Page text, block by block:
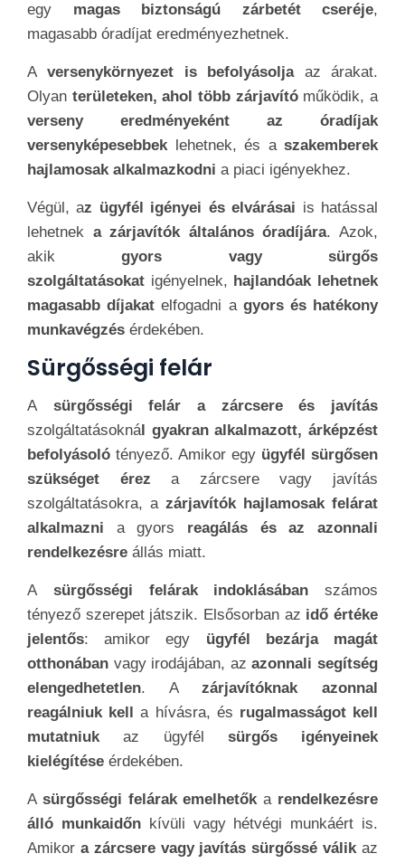
egy magas biztonságú zárbetét cseréje,
magasabb óradíjat eredményezhetnek.
A versenykörnyezet is befolyásoljaaz árakat.
Olyan területeken, ahol több zárjavító működik, a
verseny eredményeként az óradíjak
versenyképesebbeklehetnek, és a szakemberek
hajlamosak alkalmazkodni a piaci igényekhez.
Végül, az ügyfél igényei és elvárásai is hatással
lehetnek a zárjavítók általános óradíjára. Azok,
akik gyors vagy sürgős
szolgáltatásokat igényelnek, hajlandóak lehetnek
magasabb díjakat elfogadni a gyors és hatékony
munkavégzés érdekében.
Sürgősségi felár
A sürgősségi felár a zárcsere és javítás
szolgáltatásoknál gyakran alkalmazott, árképzést
befolyásoló tényező. Amikor egy ügyfél sürgősen
szükséget érez a zárcsere vagy javítás
szolgáltatásokra, a zárjavítók hajlamosak felárat
alkalmazni a gyors reagálás és az azonnali
rendelkezésre állás miatt.
A sürgősségi felárak indoklásában számos
tényező szerepet játszik. Elsősorban az idő értéke
jelentős: amikor egy ügyfél bezárja magát
otthonában vagy irodájában, azazonnali segítség
elengedhetetlen. Azárjavítóknak azonnal
reagálniuk kella hívásra, és rugalmasságot kell
mutatniukaz ügyfél sürgős igényeinek
kielégítése érdekében.
A sürgősségi felárak emelhetőka rendelkezésre
álló munkaidőnkívüli vagy hétvégi munkáért is.
Amikor a zárcsere vagy javítás sürgőssé válikaz